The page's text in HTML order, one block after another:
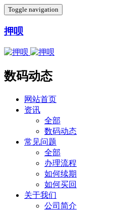
Toggle navigation
押呗
数码动态
网站首页
资讯
全部
数码动态
常见问题
全部
办理流程
如何续期
如何买回
关于我们
公司简介